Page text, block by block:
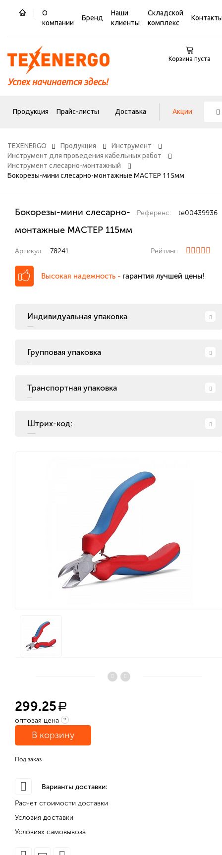
О
компании
Бренд
Наши
клиенты
Складской
комплекс
Успех начинается здесь!
Корзина пуста
Продукция Прайс-листы Доставка Акции
TEXENERGO Продукция
Инструмент
Инструмент для проведения кабельных работ
Инструмент слесарно-монтажный
Бокорезы-мини слесарно-монтажные МАСТЕР 115мм
Бокорезы-мини слесарно-
монтажные МАСТЕР 115мм
Референс: te00439936
Артикул: 78241 Рейтинг:
Высокая надежность - гарантия лучшей цены!
Индивидуальная упаковка
Групповая упаковка
Транспортная упаковка
Штрих-код:
299.25 a
оптовая цена ?
В корзину
Под заказ
Варианты доставки:
Расчет стоимости доставки
Условия доставки
Условиях самовывоза